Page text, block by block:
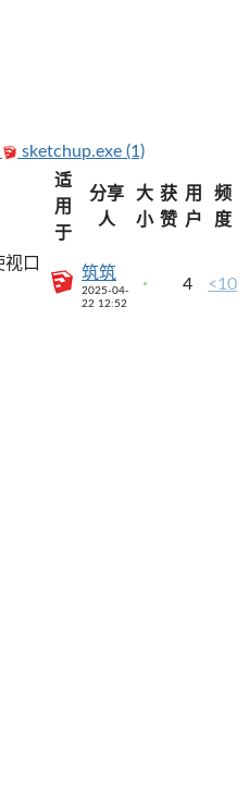
sketchup.exe (1)
适
用
于
分享
人
大
小
获
赞
用
户
频
度
口
筑筑
2025-04-
22 12:52
4 <10